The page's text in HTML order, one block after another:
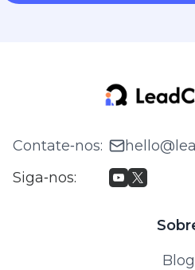
Contate‑nos:
Siga‑nos:
Blog